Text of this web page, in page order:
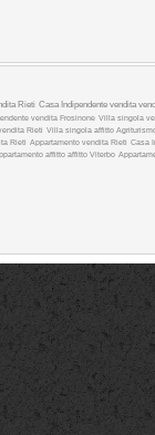
Rieti Casa Indipendente vendita
vendita Frosinone Villa singola
Rieti Villa singola affitto
Rieti Appartamento vendita Rieti Casa
affitto affitto Viterbo